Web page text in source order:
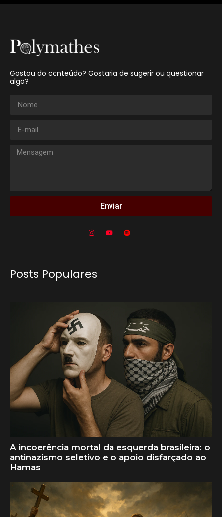
Gostou do conteúdo? Gostaria de sugerir ou questionar
algo?
Enviar
Posts Populares
A incoerência mortal da esquerda brasileira: o
antinazismo seletivo e o apoio disfarçado ao
Hamas